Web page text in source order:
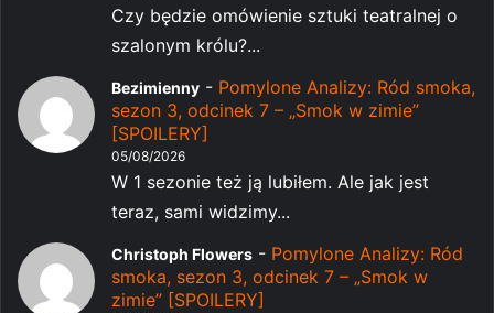
Czy będzie omówienie sztuki teatralnej o
szalonym królu?...
Bezimienny - Pomylone Analizy: Ród smoka,
sezon 3, odcinek 7 – „Smok w zimie”
[SPOILERY]
05/08/2026
W 1 sezonie też ją lubiłem. Ale jak jest
teraz, sami widzimy...
Christoph Flowers - Pomylone Analizy: Ród
smoka, sezon 3, odcinek 7 – „Smok w
zimie” [SPOILERY]